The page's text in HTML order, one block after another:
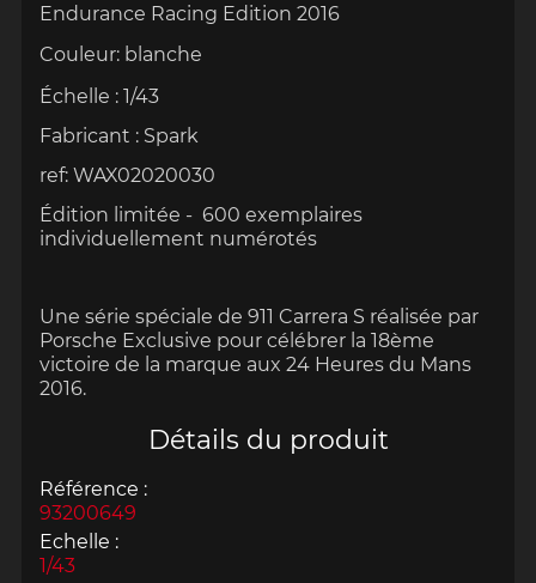
Endurance Racing Edition 2016
Couleur: blanche
Échelle : 1/43
Fabricant : Spark
ref: WAX02020030
Édition limitée - 600 exemplaires
individuellement numérotés
Une série spéciale de 911 Carrera S réalisée par
Porsche Exclusive pour célébrer la 18ème
victoire de la marque aux 24 Heures du Mans
2016.
Détails du produit
Référence :
93200649
Echelle :
1/43